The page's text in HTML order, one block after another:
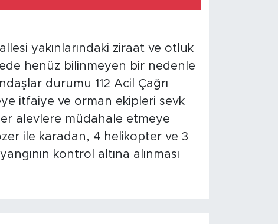
yakınlarındaki ziraat ve otluk
henüz bilinmeyen bir nedenle
durumu 112 Acil Çağrı
itfaiye ve orman ekipleri sevk
alevlere müdahale etmeye
ile karadan, 4 helikopter ve 3
kontrol altına alınması